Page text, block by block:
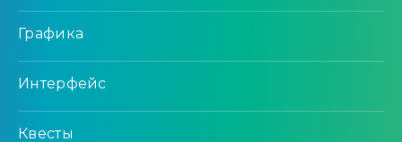
Графика
Интерфейс
Квесты